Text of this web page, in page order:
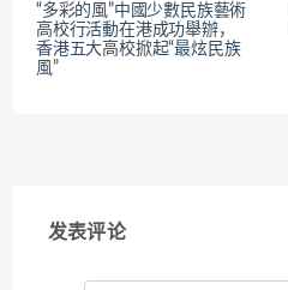
“多彩的風”中國少數民族藝術
高校行活動在港成功舉辦，
香港五大高校掀起“最炫民族
風”
发表评论